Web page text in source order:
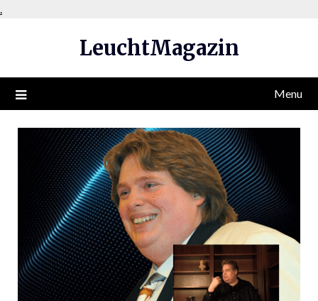
.
LeuchtMagazin
Menu